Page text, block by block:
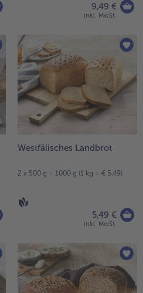
9,49 €
inkl. MwSt.
Westfälisches Landbrot
2 x 500 g = 1000 g (1 kg = € 5,49)
5,49 €
inkl. MwSt.